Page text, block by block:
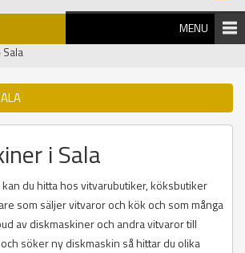
MENU
Sala
i Sala
du hitta hos vitvarubutiker, köksbutiker
som säljer vitvaror och kök och som många
av diskmaskiner och andra vitvaror till
söker ny diskmaskin så hittar du olika